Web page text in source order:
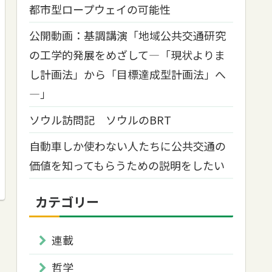
都市型ロープウェイの可能性
公開動画：基調講演「地域公共交通研究
の工学的発展をめざして―「現状よりま
し計画法」から「目標達成型計画法」へ
―」
ソウル訪問記 ソウルのBRT
自動車しか使わない人たちに公共交通の
価値を知ってもらうための説明をしたい
カテゴリー
連載
哲学